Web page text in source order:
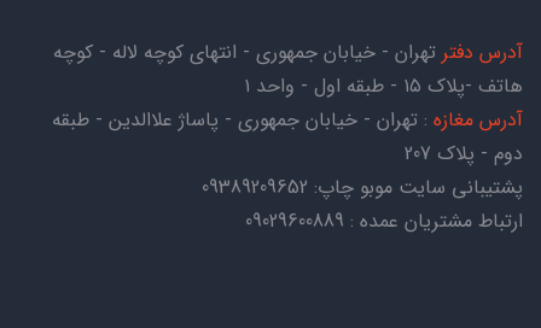
آدرس دفتر تهران - خیابان جمهوری - انتهای کوچه لاله - کوچه
هاتف -پلاک ۱۵ - طبقه اول - واحد ۱
آدرس مغازه : تهران - خیابان جمهوری - پاساژ علاالدین - طبقه
دوم - پلاک 207
پشتیبانی سایت موبو چاپ: 09389209652
ارتباط مشتریان عمده : 09029600889